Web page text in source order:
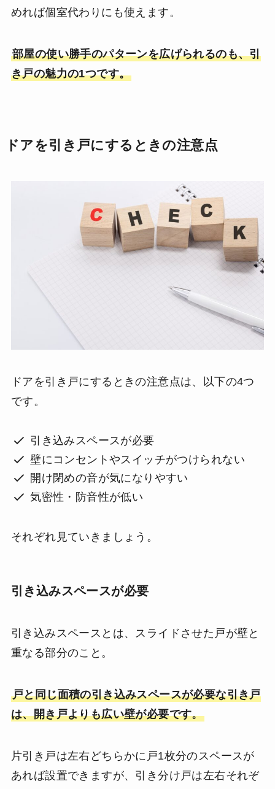
めれば個室代わりにも使えます。
部屋の使い勝手のパターンを広げられるのも、引
き戸の魅力の1つです。
ドアを引き戸にするときの注意点
ドアを引き戸にするときの注意点は、以下の4つ
です。
引き込みスペースが必要
壁にコンセントやスイッチがつけられない
開け閉めの音が気になりやすい
気密性・防音性が低い
それぞれ見ていきましょう。
引き込みスペースが必要
引き込みスペースとは、スライドさせた戸が壁と
重なる部分のこと。
戸と同じ面積の引き込みスペースが必要な引き戸
は、開き戸よりも広い壁が必要です。
片引き戸は左右どちらかに戸1枚分のスペースが
あれば設置できますが、引き分け戸は左右それぞ